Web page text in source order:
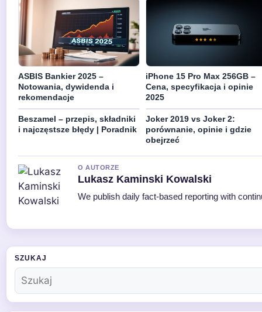
ASBIS Bankier 2025 –
Notowania, dywidenda i
rekomendacje
iPhone 15 Pro Max 256GB –
Cena, specyfikacja i opinie
2025
Beszamel – przepis, składniki
i najczęstsze błędy | Poradnik
Joker 2019 vs Joker 2:
porównanie, opinie i gdzie
obejrzeć
O AUTORZE
Lukasz Kaminski Kowalski
We publish daily fact-based reporting with
SZUKAJ